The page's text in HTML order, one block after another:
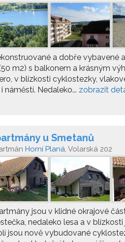
a dobře vybavené
m2) s balkonem a krásným
v blízkosti cyklostezky,
náměstí. Nedaleko... zobrazit
u Smetanů
Horní Planá, Volarská 202
jsou v klidné okrajové
nedaleko lesa a v blízkosti
jsou nově vybudované